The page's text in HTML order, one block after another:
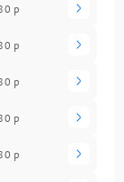
р
р
р
р
р